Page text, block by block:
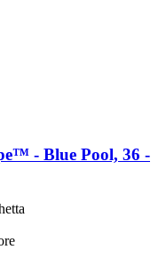
-​ Blue Pool, 36 -​